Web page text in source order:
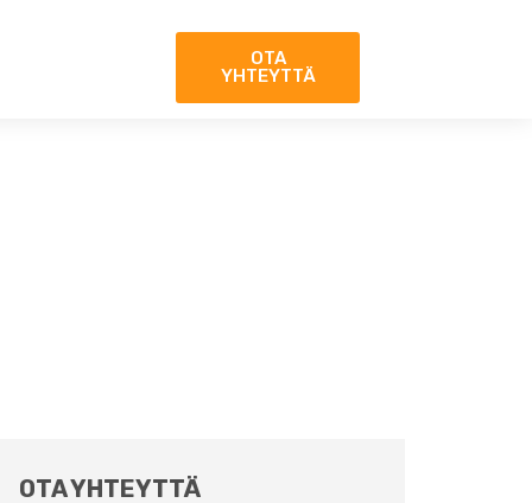
OTA
YHTEYTTÄ
OTA YHTEYTTÄ